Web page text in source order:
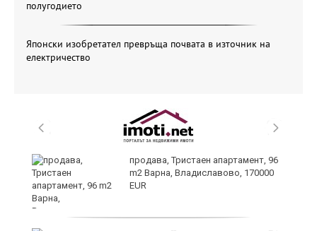
полугодието
Японски изобретател превръща почвата в източник на
електричество
продава, Тристаен апартамент, 96
m2 Варна, Владиславово, 170000
EUR